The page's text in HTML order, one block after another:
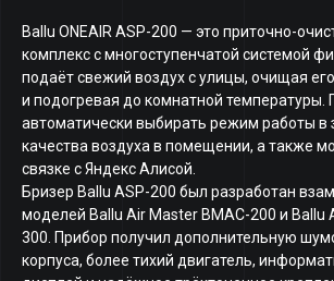
Ballu ONEAIR ASP-200 — это приточно-
комплекс с многоступенчатой системой
подаёт свежий воздух с улицы, очищая
и подогревая до комнатной
автоматически выбирать режим работы в
качества воздуха в помещении, а также
связке с Яндекс Алисой.
Бризер Ballu ASP-200 был разработан
моделей Ballu Air Master BMAC-200 и Ballu
300. Прибор получил дополнительную
корпуса, более тихий двигатель,